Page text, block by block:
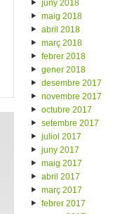
juny 2018
maig 2018
abril 2018
març 2018
febrer 2018
gener 2018
desembre 2017
novembre 2017
octubre 2017
setembre 2017
juliol 2017
juny 2017
maig 2017
abril 2017
març 2017
febrer 2017